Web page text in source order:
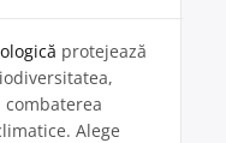
protejează
Alege